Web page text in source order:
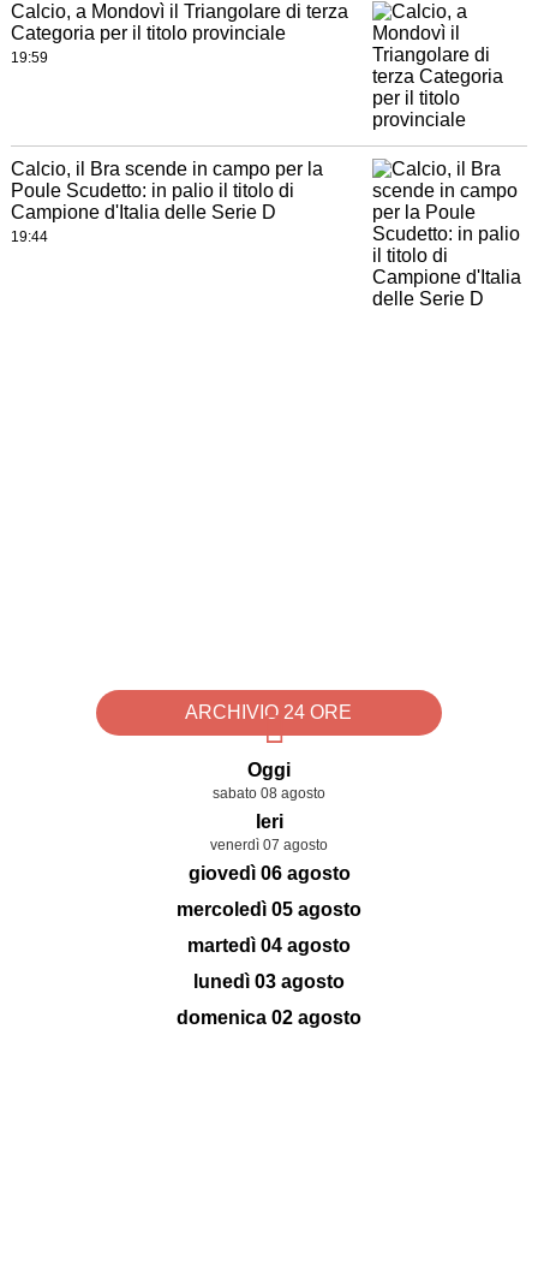
Calcio, a Mondovì il Triangolare di terza
Categoria per il titolo provinciale
19:59
Calcio, il Bra scende in campo per la
Poule Scudetto: in palio il titolo di
Campione d'Italia delle Serie D
19:44
ARCHIVIO 24 ORE
Oggi
sabato 08 agosto
Ieri
venerdì 07 agosto
giovedì 06 agosto
mercoledì 05 agosto
martedì 04 agosto
lunedì 03 agosto
domenica 02 agosto